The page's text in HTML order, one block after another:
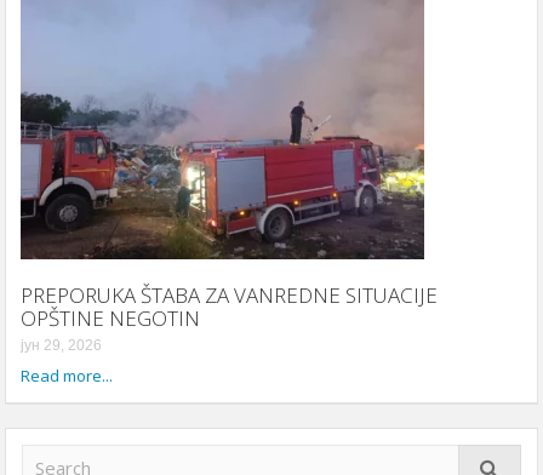
PREPORUKA ŠTABA ZA VANREDNE SITUACIJE
OPŠTINE NEGOTIN
јун 29, 2026
Read more...